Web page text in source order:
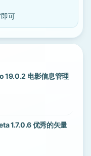
可
19.0.2 电影信息管理
1.7.0.6 优秀的矢量